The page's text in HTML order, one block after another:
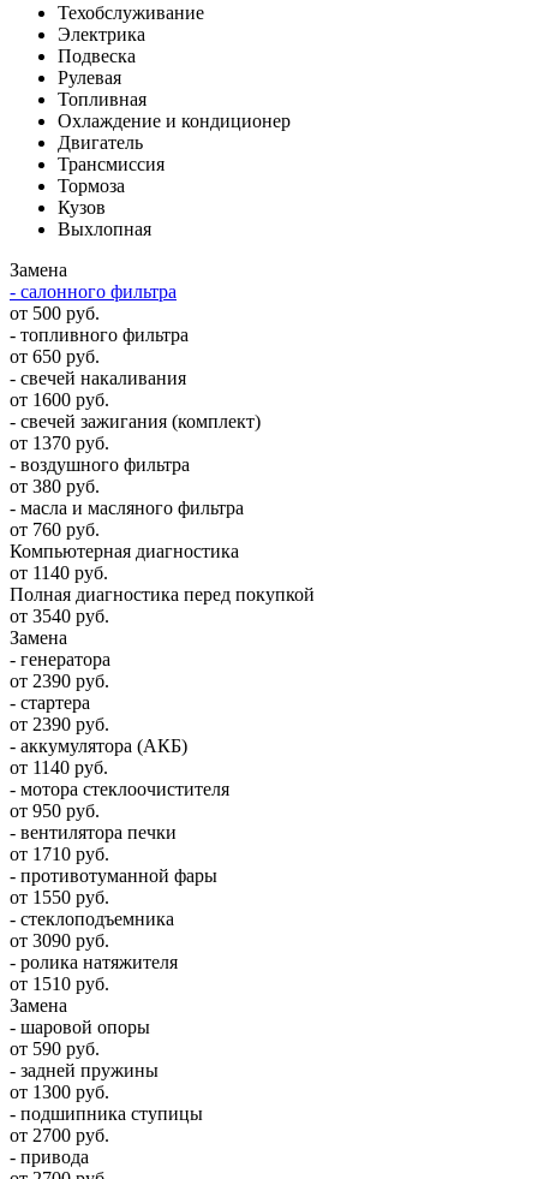
Техобслуживание
Электрика
Подвеска
Рулевая
Топливная
Охлаждение и кондиционер
Двигатель
Трансмиссия
Тормоза
Кузов
Выхлопная
Замена
- салонного фильтра
от 500 руб.
- топливного фильтра
от 650 руб.
- свечей накаливания
от 1600 руб.
- свечей зажигания (комплект)
от 1370 руб.
- воздушного фильтра
от 380 руб.
- масла и масляного фильтра
от 760 руб.
Компьютерная диагностика
от 1140 руб.
Полная диагностика перед покупкой
от 3540 руб.
Замена
- генератора
от 2390 руб.
- стартера
от 2390 руб.
- аккумулятора (АКБ)
от 1140 руб.
- мотора стеклоочистителя
от 950 руб.
- вентилятора печки
от 1710 руб.
- противотуманной фары
от 1550 руб.
- стеклоподъемника
от 3090 руб.
- ролика натяжителя
от 1510 руб.
Замена
- шаровой опоры
от 590 руб.
- задней пружины
от 1300 руб.
- подшипника ступицы
от 2700 руб.
- привода